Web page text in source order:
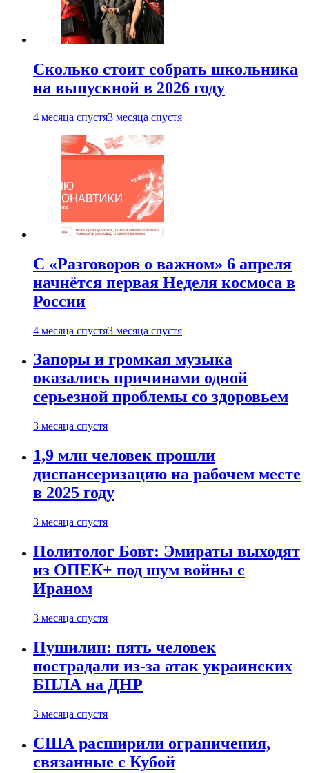
Сколько стоит собрать школьника
на выпускной в 2026 году
4 месяца спустя3 месяца спустя
С «Разговоров о важном» 6 апреля
начнётся первая Неделя космоса в
России
4 месяца спустя3 месяца спустя
Запоры и громкая музыка
оказались причинами одной
серьезной проблемы со здоровьем
3 месяца спустя
1,9 млн человек прошли
диспансеризацию на рабочем месте
в 2025 году
3 месяца спустя
Политолог Бовт: Эмираты выходят
из ОПЕК+ под шум войны с
Ираном
3 месяца спустя
Пушилин: пять человек
пострадали из-за атак украинских
БПЛА на ДНР
3 месяца спустя
США расширили ограничения,
связанные с Кубой